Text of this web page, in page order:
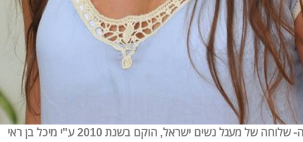
מעגל נשים נתניה- שלוחה של מעגל נשים ישראל, הוקם בשנת 2010 ע"י מיכל בן ראי